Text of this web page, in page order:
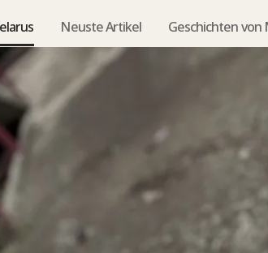
Neuste Artikel Geschichten von